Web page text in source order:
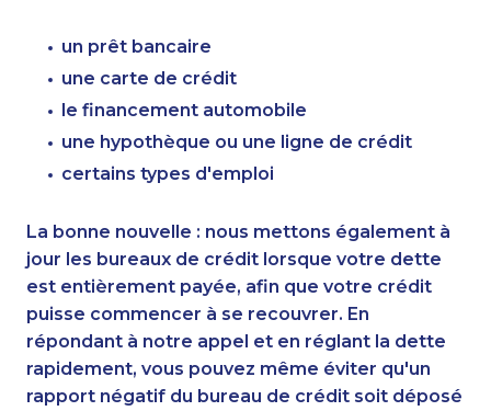
un prêt bancaire
une carte de crédit
le financement automobile
une hypothèque ou une ligne de crédit
certains types d'emploi
La bonne nouvelle : nous mettons également à
jour les bureaux de crédit lorsque votre dette
est entièrement payée, afin que votre crédit
puisse commencer à se recouvrer. En
répondant à notre appel et en réglant la dette
rapidement, vous pouvez même éviter qu'un
rapport négatif du bureau de crédit soit déposé